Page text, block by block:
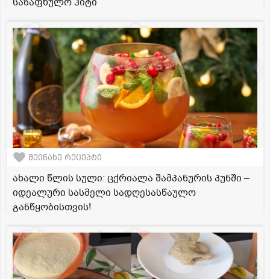
საზაფხულო ჰიტი
შეინახე რეცეპტი
ახალი წლის სული: ცქრიალა შამპანურის პუნში –
იდეალური სასმელი სადღესასწაულო
განწყობისთვის!